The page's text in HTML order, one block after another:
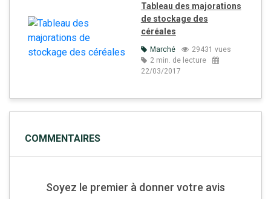
Tableau des majorations
de stockage des
céréales
Marché
29431 vues
2 min. de lecture
22/03/2017
COMMENTAIRES
Soyez le premier à donner votre avis